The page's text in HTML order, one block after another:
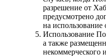
разрешение от
предусмотрено
на использование
Использование
а также
некоммерческого